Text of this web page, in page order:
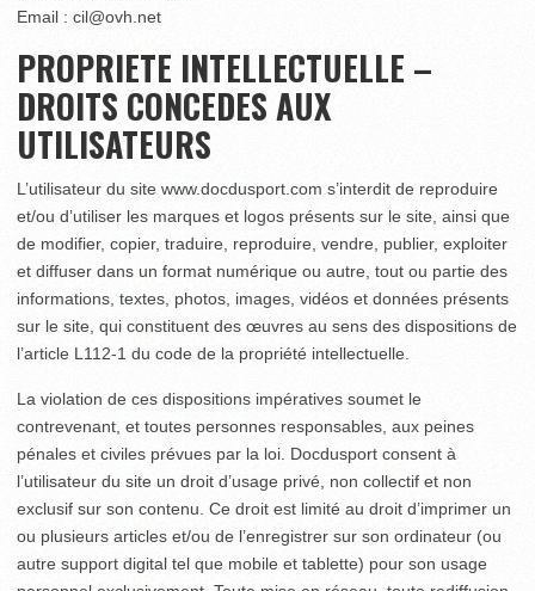
Email : cil@ovh.net
PROPRIETE INTELLECTUELLE –
DROITS CONCEDES AUX
UTILISATEURS
L’utilisateur du site www.docdusport.com s’interdit de reproduire
et/ou d’utiliser les marques et logos présents sur le site, ainsi que
de modifier, copier, traduire, reproduire, vendre, publier, exploiter
et diffuser dans un format numérique ou autre, tout ou partie des
informations, textes, photos, images, vidéos et données présents
sur le site, qui constituent des œuvres au sens des dispositions de
l’article L112-1 du code de la propriété intellectuelle.
La violation de ces dispositions impératives soumet le
contrevenant, et toutes personnes responsables, aux peines
pénales et civiles prévues par la loi. Docdusport consent à
l’utilisateur du site un droit d’usage privé, non collectif et non
exclusif sur son contenu. Ce droit est limité au droit d’imprimer un
ou plusieurs articles et/ou de l’enregistrer sur son ordinateur (ou
autre support digital tel que mobile et tablette) pour son usage